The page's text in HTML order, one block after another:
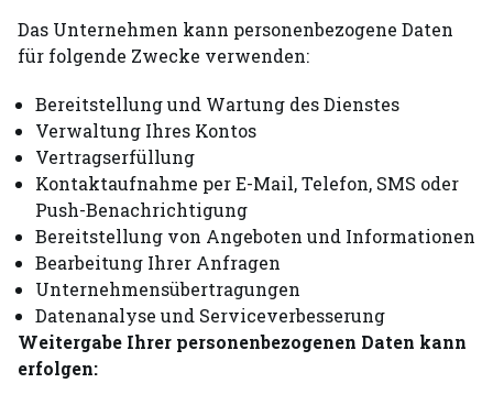
Das Unternehmen kann personenbezogene Daten
für folgende Zwecke verwenden:
Bereitstellung und Wartung des Dienstes
Verwaltung Ihres Kontos
Vertragserfüllung
Kontaktaufnahme per E-Mail, Telefon, SMS oder
Push-Benachrichtigung
Bereitstellung von Angeboten und Informationen
Bearbeitung Ihrer Anfragen
Unternehmensübertragungen
Datenanalyse und Serviceverbesserung
Weitergabe Ihrer personenbezogenen Daten kann
erfolgen: